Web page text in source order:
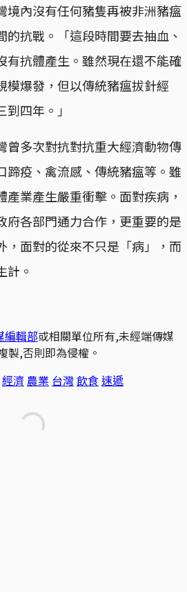
境內沒有任何豬隻再被非洲豬瘟
的抗戰。「這段時間要去抽血、
有抗體產生。雖然現在還不能確
模爆發，但以傳統豬瘟拔針經
四年。」
曾多次對抗對抗重大經濟動物傳
蹄疫、禽流感、傳統豬瘟等。雖
產業產生嚴重衝擊。面對疾病，
府各部門通力合作，更重要的是
，面對的從來不只是「病」，而
計。
編輯部或相關單位所有,未經端傳媒
製,否則即為侵權。
經濟 農業 台灣飲食速遞